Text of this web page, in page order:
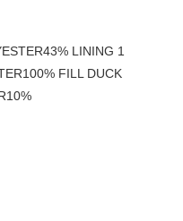
LINING 1
FILL DUCK